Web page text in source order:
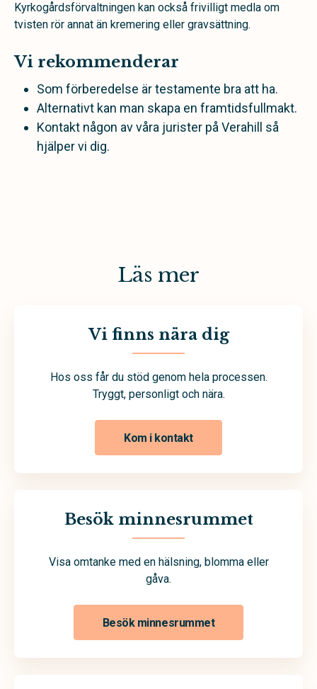
Kyrkogårdsförvaltningen kan också frivilligt medla om
tvisten rör annat än kremering eller gravsättning.
Vi rekommenderar
Som förberedelse är testamente bra att ha.
Alternativt kan man skapa en framtidsfullmakt.
Kontakt någon av våra jurister på Verahill så
hjälper vi dig.
Läs mer
Vi finns nära dig
Hos oss får du stöd genom hela processen.
Tryggt, personligt och nära.
Kom i kontakt
Besök minnesrummet
Visa omtanke med en hälsning, blomma eller
gåva.
Besök minnesrummet